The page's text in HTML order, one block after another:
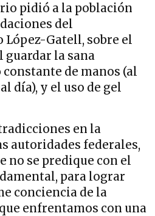
pidió a la población
del
López-Gatell, sobre el
guardar la sana
de manos (al
día), y el uso de gel
en la
autoridades federales,
no se predique con el
para lograr
conciencia de la
enfrentamos con una